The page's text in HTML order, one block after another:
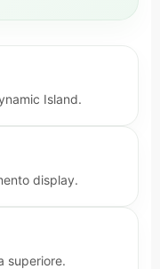
Island.
display.
superiore.